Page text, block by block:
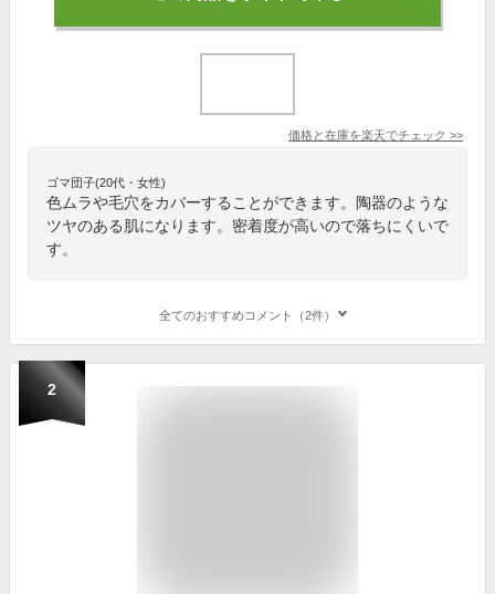
価格と在庫を楽天でチェック >>
ゴマ団子(20代・女性)
色ムラや毛穴をカバーすることができます。陶器のような
ツヤのある肌になります。密着度が高いので落ちにくいで
す。
全てのおすすめコメント（2件）
2